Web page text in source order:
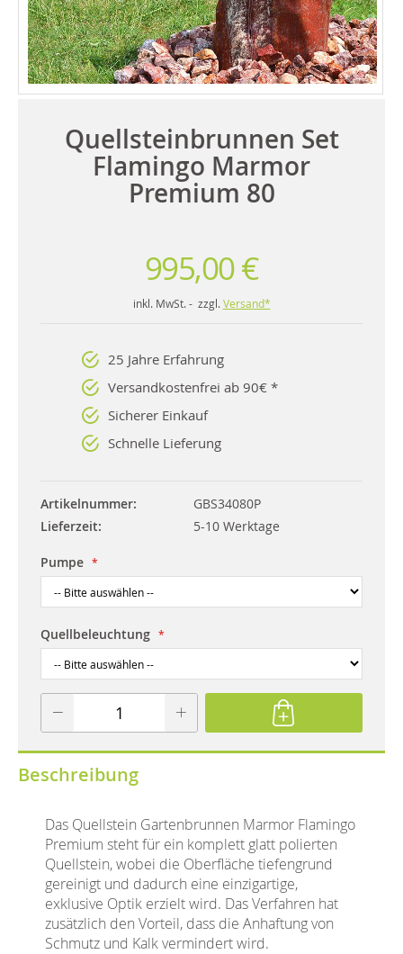
Quellsteinbrunnen Set
Flamingo Marmor
Premium 80
995,00 €
inkl. MwSt. - zzgl. Versand*
25 Jahre Erfahrung
Versandkostenfrei ab 90€ *
Sicherer Einkauf
Schnelle Lieferung
Artikelnummer
GBS34080P
Lieferzeit
5-10 Werktage
Pumpe
Quellbeleuchtung
Beschreibung
Das Quellstein Gartenbrunnen Marmor Flamingo
Premium steht für ein komplett glatt polierten
Quellstein, wobei die Oberfläche tiefengrund
gereinigt und dadurch eine einzigartige,
exklusive Optik erzielt wird. Das Verfahren hat
zusätzlich den Vorteil, dass die Anhaftung von
Schmutz und Kalk vermindert wird.